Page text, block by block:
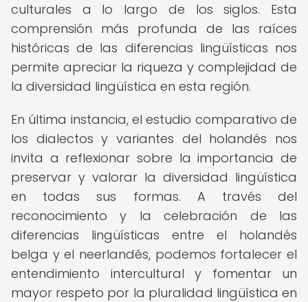
culturales a lo largo de los siglos. Esta
comprensión más profunda de las raíces
históricas de las diferencias lingüísticas nos
permite apreciar la riqueza y complejidad de
la diversidad lingüística en esta región.
En última instancia, el estudio comparativo de
los dialectos y variantes del holandés nos
invita a reflexionar sobre la importancia de
preservar y valorar la diversidad lingüística
en todas sus formas. A través del
reconocimiento y la celebración de las
diferencias lingüísticas entre el holandés
belga y el neerlandés, podemos fortalecer el
entendimiento intercultural y fomentar un
mayor respeto por la pluralidad lingüística en